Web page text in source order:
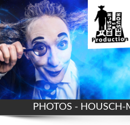
PHOTOS - HOUSCH-